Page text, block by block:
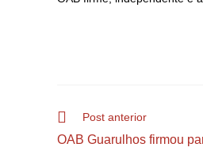
Post anterior
OAB Guarulhos firmou